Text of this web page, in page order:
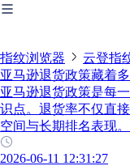
指纹浏览器 云登指
亚马逊退货政策藏着
亚马逊退货政策是每
识点。退货率不仅直
空间与长期排名表现。
2026-06-11 12:31:27